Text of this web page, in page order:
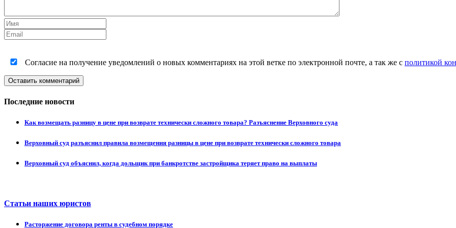
Согласие на получение уведомлений о новых комментариях на этой ветке по электронной почте, а так же с политикой
Оставить комментарий
Последние новости
Как возмещать разницу в цене при возврате технически сложного товара? Разъяснение Верховного суда
Верховный суд разъяснил правила возмещения разницы в цене при возврате технически сложного товара
Верховный суд объяснил, когда дольщик при банкротстве застройщика теряет право на выплаты
Статьи наших юристов
Расторжение договора ренты в судебном порядке